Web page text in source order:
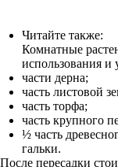
Читайте также:
Комнатные
использования и
части дерна;
часть листовой
часть торфа;
часть крупного
½ часть
гальки.
После пересадки